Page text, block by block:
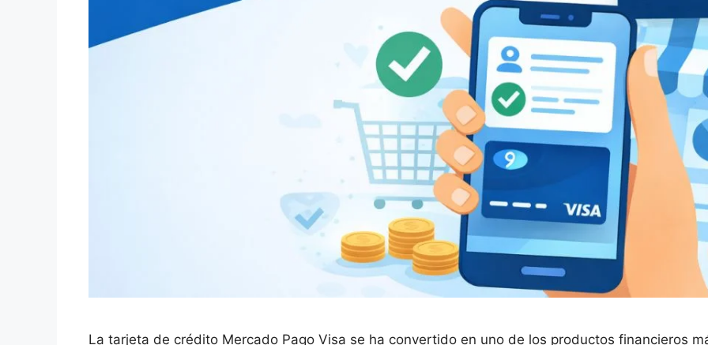
La tarjeta de crédito Mercado Pago Visa se ha convertido en uno de los productos financieros